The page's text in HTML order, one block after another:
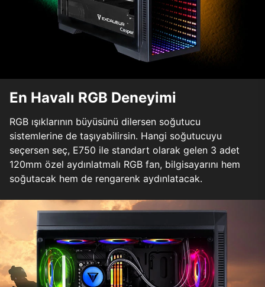
En Havalı RGB Deneyimi
RGB ışıklarının büyüsünü dilersen soğutucu
sistemlerine de taşıyabilirsin. Hangi soğutucuyu
seçersen seç, E750 ile standart olarak gelen 3 adet
120mm özel aydınlatmalı RGB fan, bilgisayarını hem
soğutacak hem de rengarenk aydınlatacak.